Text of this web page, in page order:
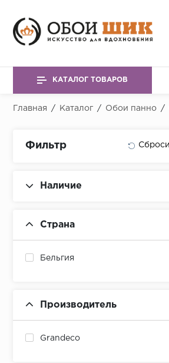
КАТАЛОГ ТОВАРОВ
Главная / Каталог / Обои панно /
Фильтр
Наличие
Страна
Бельгия
Производитель
Grandeco